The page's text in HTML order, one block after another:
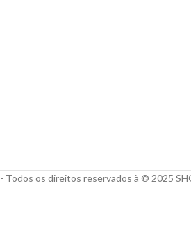
- Todos os direitos reservados à © 2025